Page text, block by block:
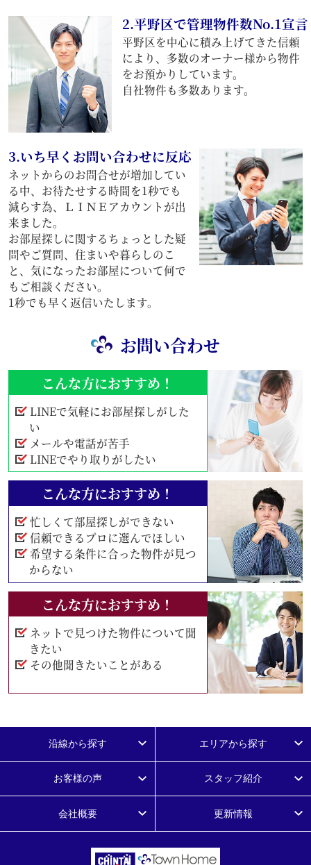
2.平野区で管理物件数No.1宣言
平野区を中心に積み上げてきた信頼
により、多数のオーナー様から物件
をお預かりしています。
自社物件も多数あります。
3.いち早くお問い合わせに反応
ネットからのお問合せが増加してい
る中、お待たせする時間を1秒でも
減らす為、ＬＩＮＥアカウントが出
来ました。
お部屋探しに関するちょっとした疑
問やご質問、住まいや暮らしのこ
と、気になったお部屋について何で
もご相談ください。
1秒でも早く返信いたします。
お問い合わせ
こんな方におすすめ！
LINEで気軽にお部屋探しがした
い
メールや電話が苦手
LINEでやり取りがしたい
こんな方におすすめ！
忙しくて部屋探しができない
信頼できるプロに選んでほしい
希望する条件に合った物件が見つ
からない
こんな方におすすめ！
ネットで見つけた物件について聞
きたい
その他聞きたいことがある
沿線から探す エリアから探す
お客様の声 スタッフ紹介
会社概要 更新情報